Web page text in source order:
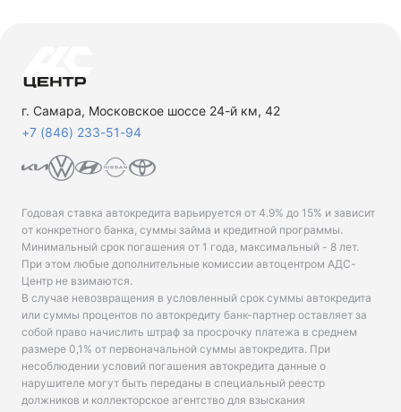
г. Самара, Московское шоссе 24-й км, 42
+7 (846) 233-51-94
Годовая ставка автокредита варьируется от 4.9% до 15% и зависит
от конкретного банка, суммы займа и кредитной программы.
Минимальный срок погашения от 1 года, максимальный - 8 лет.
При этом любые дополнительные комиссии автоцентром АДС-
Центр не взимаются.
В случае невозвращения в условленный срок суммы автокредита
или суммы процентов по автокредиту банк-партнер оставляет за
собой право начислить штраф за просрочку платежа в среднем
размере 0,1% от первоначальной суммы автокредита. При
несоблюдении условий погашения автокредита данные о
нарушителе могут быть переданы в специальный реестр
должников и коллекторское агентство для взыскания